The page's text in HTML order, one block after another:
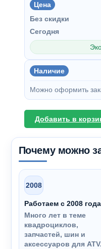
Цена
Без скидки
Сегодня
Наличие
Можно оформить
Добавить в
Почему можно
2008
Работаем с 2008 года
Много лет в теме
квадроциклов,
запчастей, шин и
аксессуаров для ATV.